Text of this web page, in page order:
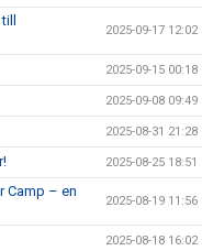
2025-09-17 12:02
2025-09-15 00:18
2025-09-08 09:49
2025-08-31 21:28
2025-08-25 18:51
Camp – en
2025-08-19 11:56
2025-08-18 16:02